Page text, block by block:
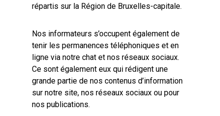
répartis sur la Région de Bruxelles-capitale.
Nos informateurs s’occupent également de
tenir les permanences téléphoniques et en
ligne via notre chat et nos réseaux sociaux.
Ce sont également eux qui rédigent une
grande partie de nos contenus d’information
sur notre site, nos réseaux sociaux ou pour
nos publications.